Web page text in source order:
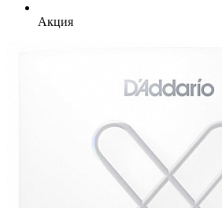
Акция